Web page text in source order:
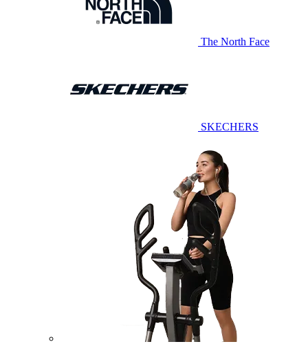
The North Face
SKECHERS